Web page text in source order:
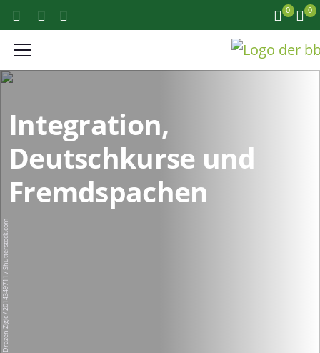
0 0
Integration,
Deutschkurse und
Fremdspachen
Drazen Zigic / 2014349711 / Shutterstock.com